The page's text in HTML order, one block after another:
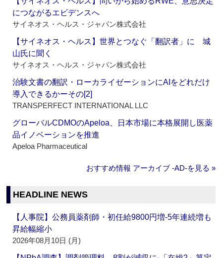
につながるエビデンスへ
サイネオス・ヘルス・ジャパン株式会社
【サイネオス・ヘルス】世界とつなぐ「翻訳者」に 城
山氏に聞く
サイネオス・ヘルス・ジャパン株式会社
治験文書の翻訳・ローカライゼーションにAIをどれだけ
導入できるかーその[2]
TRANSPERFECT INTERNATIONAL LLC
グローバルCDMOのApeloa、日本市場に本格展開し医薬
品イノベーションを推進
Apeloa Pharmaceutical
おすすめ情報 アーカイブ ‐AD‐を見る »
HEADLINE NEWS
【人事院】公務員薬剤師・初任給9800円増‐5年連続増も
昇給幅縮小
2026年08月10日 (月)